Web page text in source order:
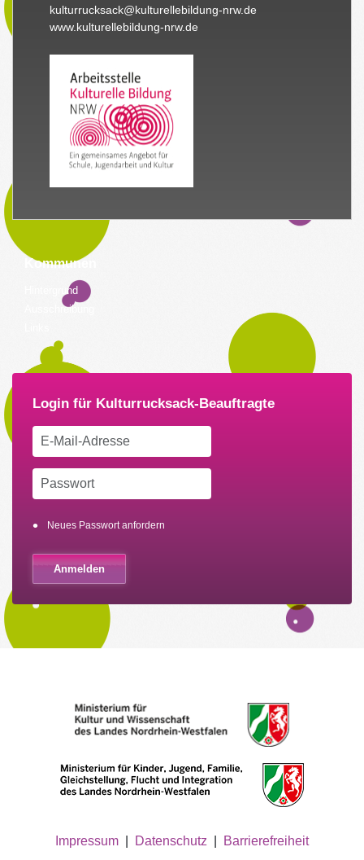
kulturrucksack@kulturellebildung-nrw.de
www.kulturellebildung-nrw.de
Kommunen
Hintergrund
Ausschreibung
Neues Passwort anfordern
Impressum Datenschutz Barrierefreiheit